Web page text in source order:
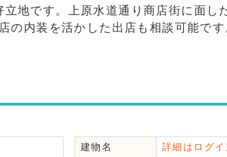
地です。上原水道通り商店街に面し
の内装を活かした出店も相談可能で
建物名
詳細はログ